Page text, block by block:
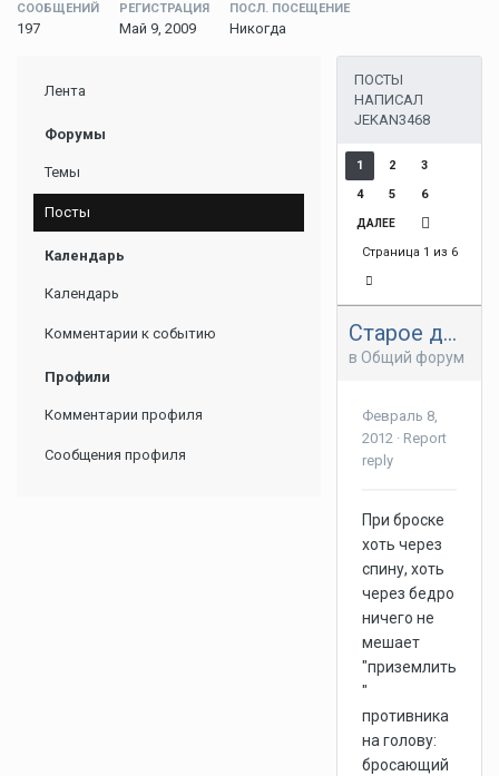
СООБЩЕНИЙ
197
РЕГИСТРАЦИЯ
Май 9, 2009
ПОСЛ. ПОСЕЩЕНИЕ
Никогда
Лента
Форумы
Темы
Посты
Календарь
Календарь
Комментарии к событию
Профили
Комментарии профиля
Сообщения профиля
ПОСТЫ
НАПИСАЛ
JEKAN3468
1 2 3
4 5 6
ДАЛЕЕ
Страница 1 из 6
Старое доброе боевое самбо
в Общий форум
Февраль 8,
2012 · Report
reply
При броске
хоть через
спину, хоть
через бедро
ничего не
мешает
"приземлить
"
противника
на голову:
бросающий